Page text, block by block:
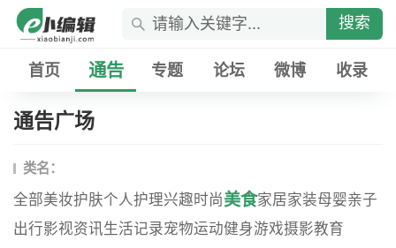
搜索
首页 通告 专题 论坛 微博 收录
通告广场
类名：
全部美妆护肤个人护理兴趣时尚美食家居家装母婴亲子
出行影视资讯生活记录宠物运动健身游戏摄影教育